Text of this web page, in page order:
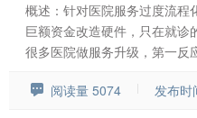
概述：针对医院服务过度流程
巨额资金改造硬件，只在就
很多医院做服务升级，第一反
阅读量 5074 发布时